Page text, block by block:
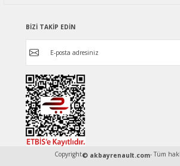
BİZİ TAKİP EDİN
Copyright© akbayrenault.com- Tüm